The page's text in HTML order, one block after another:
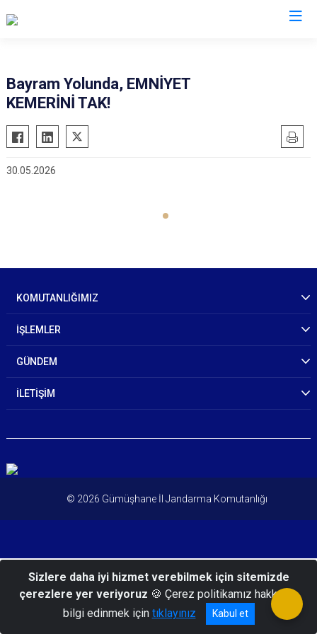
Bayram Yolunda, EMNİYET
KEMERİNİ TAK!
30.05.2026
KOMUTANLIĞIMIZ
İŞLEMLER
GÜNDEM
İLETİŞİM
© 2026 Gümüşhane İl Jandarma Komutanlığı
Sizlere daha iyi hizmet verebilmek için sitemizde
çerezlere yer veriyoruz 🍪 Çerez politikamız hakkında
bilgi edinmek için tıklayınız Kabul et